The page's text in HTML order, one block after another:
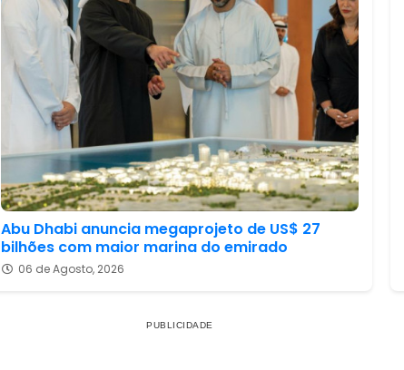
Abu Dhabi anuncia megaprojeto de US$ 27
bilhões com maior marina do emirado
06 de Agosto, 2026